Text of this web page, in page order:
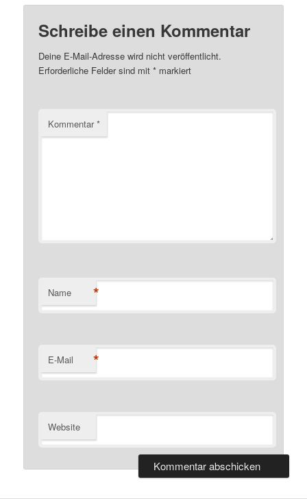
Schreibe einen Kommentar
Deine E-Mail-Adresse wird nicht veröffentlicht.
Erforderliche Felder sind mit* markiert
Kommentar*
Name *
E-Mail *
Website